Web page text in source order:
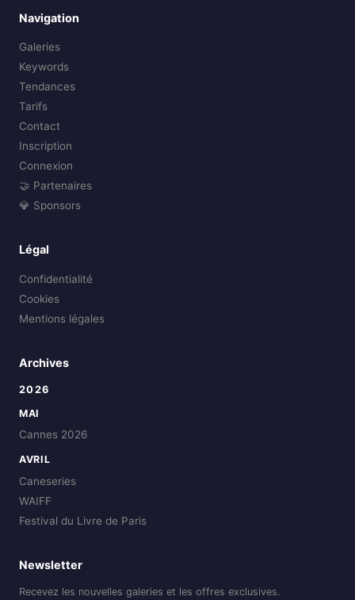
Navigation
Galeries
Keywords
Tendances
Tarifs
Contact
Inscription
Connexion
🤝 Partenaires
💎 Sponsors
Légal
Confidentialité
Cookies
Mentions légales
Archives
2026
MAI
Cannes 2026
AVRIL
Caneseries
WAIFF
Festival du Livre de Paris
Newsletter
Recevez les nouvelles galeries et les offres exclusives.